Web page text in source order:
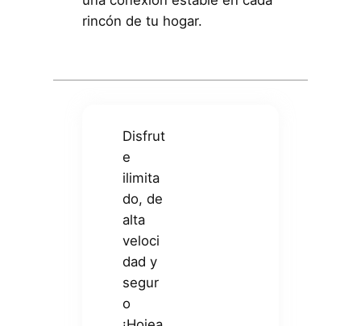
rincón de tu hogar.
Disfrut
e
ilimita
do, de
alta
veloci
dad y
segur
o